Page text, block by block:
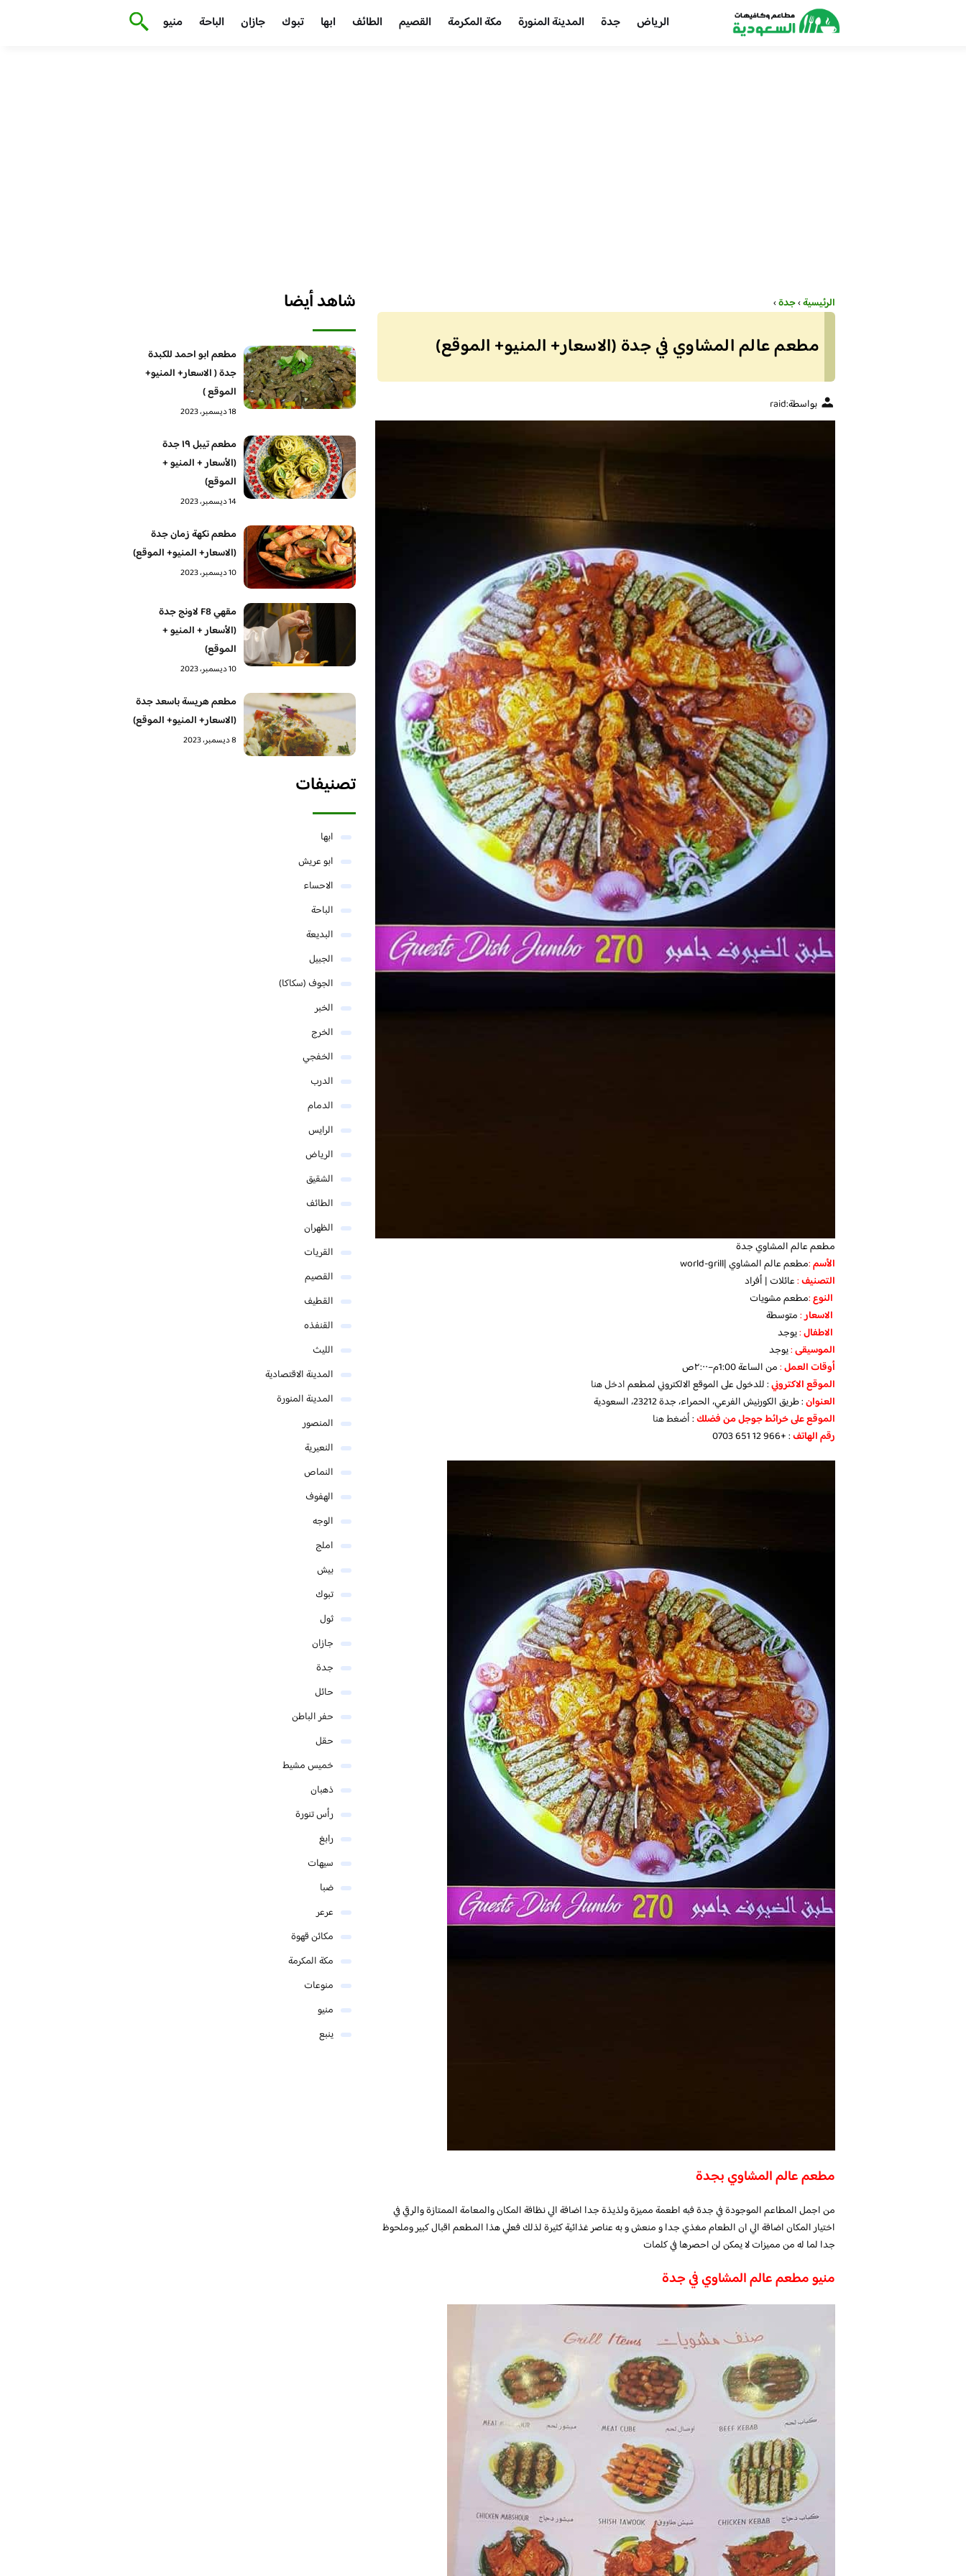
الرياض جدة المدينة المنورة مكة المكرمة القصيم الطائف ابها تبوك جازان الباحة منيو
الرئيسية›جدة›
مطعم عالم المشاوي في جدة (الاسعار+ المنيو+ الموقع)
بواسطة:raid
مطعم عالم المشاوي جدة
الأسم:مطعم عالم المشاوي |world-grill
التصنيف:عائلات| أفراد
النوع:مطعم مشويات
الاسعار:متوسطة
الاطفال:يوجد
الموسيقى:يوجد
‏أوقات العمل:من الساعة1:00م–٢:٠٠ص
الموقع الاكتروني: للدخول على الموقع الالكتروني لمطعمادخل هنا
العنوان: طريق الكورنيش الفرعي، الحمراء، جدة 23212، السعودية
الموقع على خرائط جوجل من فضلك:أضغط هنا
رقم الهاتف: +966 12 651 0703
مطعم عالم المشاوي بجدة
من اجمل المطاعم الموجودة في جدة فبه اطعمة مميزة ولذيذة جدا اضافة الي نظافة المكان والمعامة الممتازة والرقي في
اختيار المكان اضافة الي ان الطعام مغذي جدا و منعش و به عناصر غذائية كثيرة لذلك فعلي هذا المطعم اقبال كبير وملحوظ
جدا لما له من مميزات لا يمكن لن احصرها في كلمات
منيو مطعم عالم المشاوي في جدة
شاهد أيضا
مطعم ابو احمد للكبدة
جدة ( الاسعار+ المنيو+
الموقع )
18 ديسمبر، 2023
مطعم تيبل ١٩ جدة
(الأسعار + المنيو +
الموقع)
14 ديسمبر، 2023
مطعم نكهة زمان جدة
(الاسعار+ المنيو+ الموقع)
10 ديسمبر، 2023
مقهي F8 لاونج جدة
(الأسعار + المنيو +
الموقع)
10 ديسمبر، 2023
مطعم هريسة باسعد جدة
(الاسعار+ المنيو+ الموقع)
8 ديسمبر، 2023
تصنيفات
ابها
ابو عريش
الاحساء
الباحة
البديعة
الجبيل
الجوف (سكاكا)
الخبر
الخرج
الخفجي
الدرب
الدمام
الرايس
الرياض
الشقيق
الطائف
الظهران
القريات
القصيم
القطيف
القنفذه
الليث
المدينة الاقتصادية
المدينة المنورة
المنصور
النعيرية
النماص
الهفوف
الوجه
املج
بيش
تبوك
ثول
جازان
جدة
حائل
حفر الباطن
حقل
خميس مشيط
ذهبان
رأس تنورة
رابغ
سيهات
ضبا
عرعر
مكائن قهوة
مكة المكرمة
منوعات
منيو
ينبع